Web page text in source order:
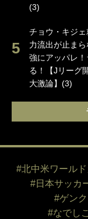
(3)
チョウ・キジ
力流出が止ま
強にアッパレ
る！【Jリーグ
大激論】(3)
#北中米ワール
#日本サッカ
#ゲンク
#なでし